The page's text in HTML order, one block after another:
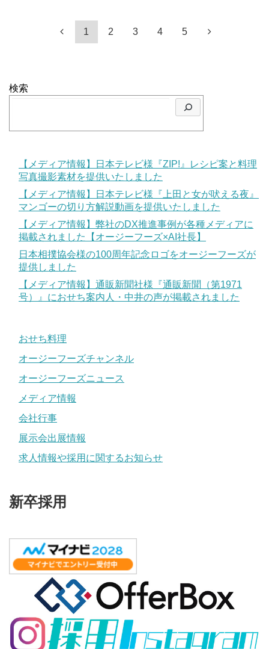
1 2 3 4 5
検索
【メディア情報】日本テレビ様『ZIP!』レシピ案と料理
写真撮影素材を提供いたしました
【メディア情報】日本テレビ様『上田と女が吠える夜』
マンゴーの切り方解説動画を提供いたしました
【メディア情報】弊社のDX推進事例が各種メディアに
掲載されました【オージーフーズ×AI社長】
日本相撲協会様の100周年記念ロゴをオージーフーズが
提供しました
【メディア情報】通販新聞社様『通販新聞（第1971
号）』におせち案内人・中井の声が掲載されました
おせち料理
オージーフーズチャンネル
オージーフーズニュース
メディア情報
会社行事
展示会出展情報
求人情報や採用に関するお知らせ
新卒採用